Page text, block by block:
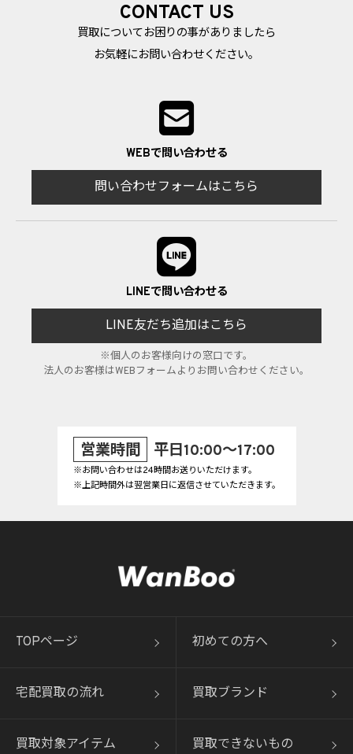
CONTACT US
買取についてお困りの事がありましたら
お気軽にお問い合わせください。
WEBで問い合わせる
問い合わせフォームはこちら
LINEで問い合わせる
LINE友だち追加はこちら
※個人のお客様向けの窓口です。
法人のお客様はWEBフォームよりお問い合わせください。
営業時間 平日10:00～17:00
※お問い合わせは24時間お送りいただけます。
※上記時間外は翌営業日に返信させていただきます。
TOPページ 初めての方へ
宅配買取の流れ 買取ブランド
買取対象アイテム 買取できないもの